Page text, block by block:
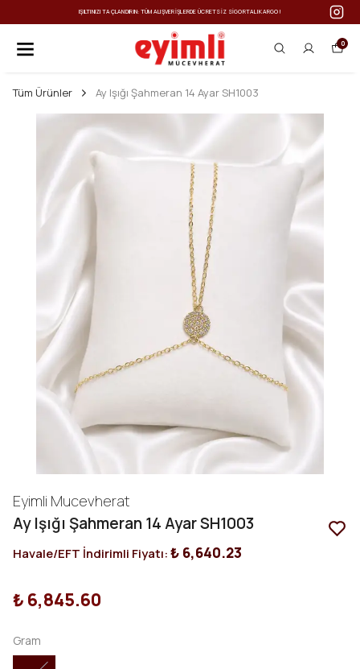
IŞILTINIZI TAÇLANDIRIN: TÜM ALIŞVERIŞLERDE ÜCRETSIZ SIGORTALI KARGO!
0
Tüm Ürünler Ay Işığı Şahmeran 14 Ayar SH1003
Eyimli Mucevherat
Ay Işığı Şahmeran 14 Ayar SH1003
Havale/EFT İndirimli Fiyatı:₺ 6,640.23
₺ 6,845.60
Gram